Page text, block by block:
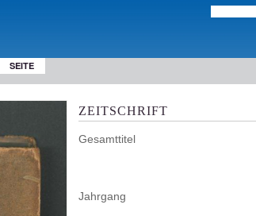
SEITE
ZEITSCHRIFT
Gesamttitel
Jahrgang